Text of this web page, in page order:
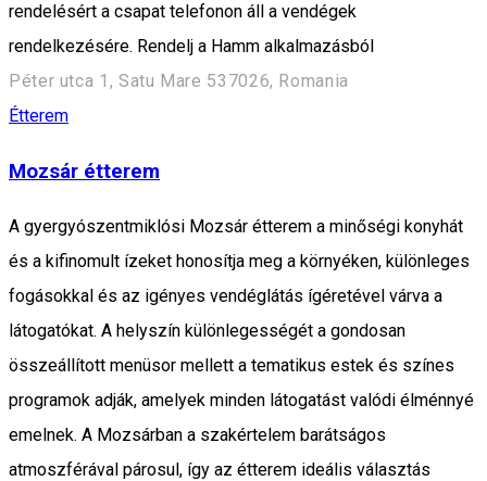
rendelésért a csapat telefonon áll a vendégek
rendelkezésére. Rendelj a Hamm alkalmazásból
Péter utca 1, Satu Mare 537026, Romania
Étterem
Mozsár étterem
A gyergyószentmiklósi Mozsár étterem a minőségi konyhát
és a kifinomult ízeket honosítja meg a környéken, különleges
fogásokkal és az igényes vendéglátás ígéretével várva a
látogatókat. A helyszín különlegességét a gondosan
összeállított menüsor mellett a tematikus estek és színes
programok adják, amelyek minden látogatást valódi élménnyé
emelnek. A Mozsárban a szakértelem barátságos
atmoszférával párosul, így az étterem ideális választás